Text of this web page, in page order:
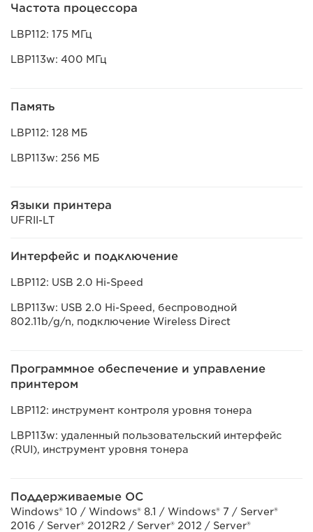
Частота процессора
LBP112: 175 МГц
LBP113w: 400 МГц
Память
LBP112: 128 МБ
LBP113w: 256 МБ
Языки принтера
UFRII-LT
Интерфейс и подключение
LBP112: USB 2.0 Hi-Speed
LBP113w: USB 2.0 Hi-Speed, беспроводной
802.11b/g/n, подключение Wireless Direct
Программное обеспечение и управление
принтером
LBP112: инструмент контроля уровня тонера
LBP113w: удаленный пользовательский интерфейс
(RUI), инструмент уровня тонера
Поддерживаемые ОС
Windows® 10 / Windows® 8.1 / Windows® 7 / Server®
2016 / Server® 2012R2 / Server® 2012 / Server®